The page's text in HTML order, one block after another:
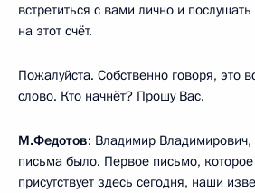
встретиться с вами лично и
на этот счёт.
Пожалуйста. Собственно говоря, это
слово. Кто начнёт? Прошу Вас.
М.Федотов: Владимир Владимирович,
письма было. Первое письмо,
присутствует здесь сегодня, наши